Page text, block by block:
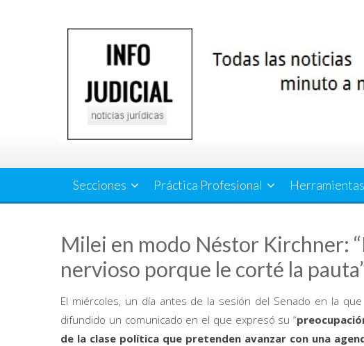
Secciones Práctica Profesional Herramientas
Milei en modo Néstor Kirchner:
nervioso porque le corté la
El miércoles, un día antes de la sesión del Senado en la
difundido un comunicado en el que expresó su “
de la clase política que pretenden avanzar con una